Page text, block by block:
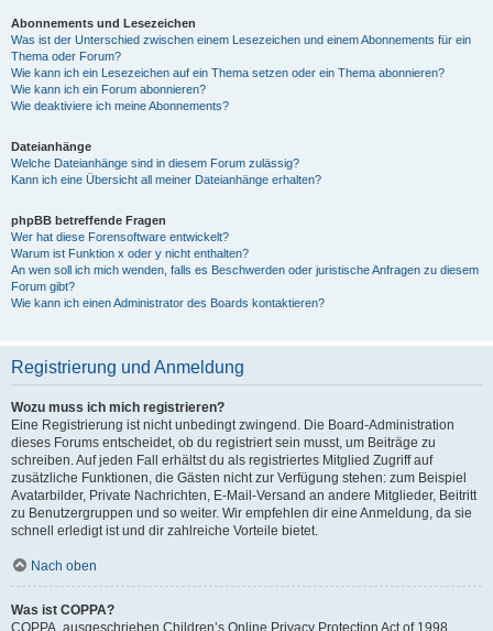
Abonnements und Lesezeichen
Was ist der Unterschied zwischen einem Lesezeichen und einem Abonnements für ein
Thema oder Forum?
Wie kann ich ein Lesezeichen auf ein Thema setzen oder ein Thema abonnieren?
Wie kann ich ein Forum abonnieren?
Wie deaktiviere ich meine Abonnements?
Dateianhänge
Welche Dateianhänge sind in diesem Forum zulässig?
Kann ich eine Übersicht all meiner Dateianhänge erhalten?
phpBB betreffende Fragen
Wer hat diese Forensoftware entwickelt?
Warum ist Funktion x oder y nicht enthalten?
An wen soll ich mich wenden, falls es Beschwerden oder juristische Anfragen zu diesem
Forum gibt?
Wie kann ich einen Administrator des Boards kontaktieren?
Registrierung und Anmeldung
Wozu muss ich mich registrieren?
Eine Registrierung ist nicht unbedingt zwingend. Die Board-Administration
dieses Forums entscheidet, ob du registriert sein musst, um Beiträge zu
schreiben. Auf jeden Fall erhältst du als registriertes Mitglied Zugriff auf
zusätzliche Funktionen, die Gästen nicht zur Verfügung stehen: zum Beispiel
Avatarbilder, Private Nachrichten, E-Mail-Versand an andere Mitglieder, Beitritt
zu Benutzergruppen und so weiter. Wir empfehlen dir eine Anmeldung, da sie
schnell erledigt ist und dir zahlreiche Vorteile bietet.
Nach oben
Was ist COPPA?
COPPA, ausgeschrieben Children’s Online Privacy Protection Act of 1998